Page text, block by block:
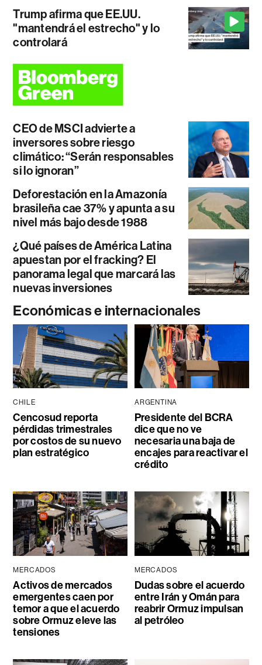
Trump afirma que EE.UU.
"mantendrá el estrecho" y lo
controlará
CEO de MSCI advierte a
inversores sobre riesgo
climático: “Serán responsables
si lo ignoran”
Deforestación en la Amazonía
brasileña cae 37% y apunta a su
nivel más bajo desde 1988
¿Qué países de América Latina
apuestan por el fracking? El
panorama legal que marcará las
nuevas inversiones
Económicas e internacionales
CHILE
Cencosud reporta
pérdidas trimestrales
por costos de su nuevo
plan estratégico
ARGENTINA
Presidente del BCRA
dice que no ve
necesaria una baja de
encajes para reactivar el
crédito
MERCADOS
Activos de mercados
emergentes caen por
temor a que el acuerdo
sobre Ormuz eleve las
tensiones
MERCADOS
Dudas sobre el acuerdo
entre Irán y Omán para
reabrir Ormuz impulsan
al petróleo